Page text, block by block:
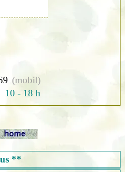
**
(mobil)
- 18 h